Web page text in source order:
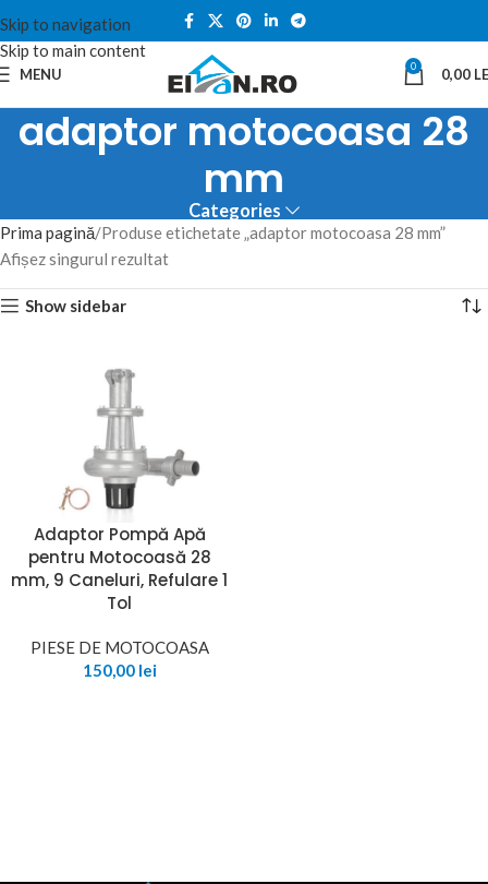
Skip to navigation
Skip to main content
MENU 0 0,00
adaptor motocoasa 28
mm
Categories
Prima pagină Produse etichetate „adaptor motocoasa 28 mm”
Afișez singurul rezultat
Show sidebar
Adaptor Pompă Apă
pentru Motocoasă 28
mm, 9 Caneluri, Refulare 1
Tol
PIESE DE MOTOCOASA
150,00 lei